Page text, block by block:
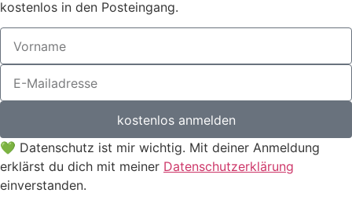
kostenlos in den Posteingang.
kostenlos anmelden
💚 Datenschutz ist mir wichtig. Mit deiner Anmeldung
erklärst du dich mit meiner Datenschutzerklärung
einverstanden.